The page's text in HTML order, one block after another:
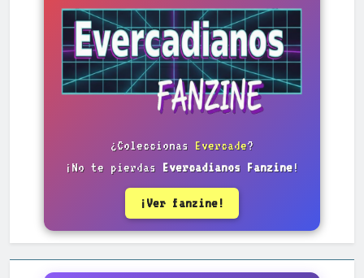
¿Coleccionas Evercade?
¡No te pierdas Evercadianos Fanzine!
¡Ver fanzine!